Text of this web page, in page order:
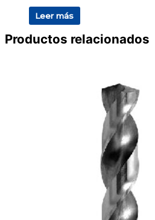
Leer más
Productos relacionados